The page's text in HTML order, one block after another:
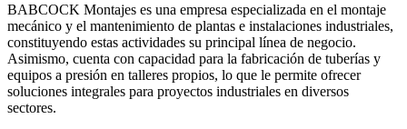
BABCOCK Montajes es una empresa especializada en el montaje
mecánico y el mantenimiento de plantas e instalaciones industriales,
constituyendo estas actividades su principal línea de negocio.
Asimismo, cuenta con capacidad para la fabricación de tuberías y
equipos a presión en talleres propios, lo que le permite ofrecer
soluciones integrales para proyectos industriales en diversos
sectores.